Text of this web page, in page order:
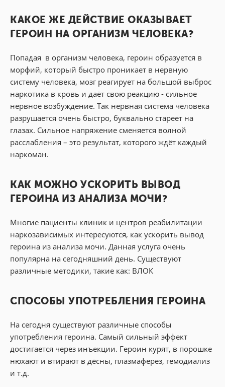
КАКОЕ ЖЕ ДЕЙСТВИЕ ОКАЗЫВАЕТ
ГЕРОИН НА ОРГАНИЗМ ЧЕЛОВЕКА?
Попадая в организм человека, героин образуется в
морфий, который быстро проникает в нервную
систему человека, мозг реагирует на большой выброс
наркотика в кровь и даёт свою реакцию - сильное
нервное возбуждение. Так нервная система человека
разрушается очень быстро, буквально стареет на
глазах. Сильное напряжение сменяется волной
расслабления – это результат, которого ждёт каждый
наркоман.
КАК МОЖНО УСКОРИТЬ ВЫВОД
ГЕРОИНА ИЗ АНАЛИЗА МОЧИ?
Многие пациенты клиник и центров реабилитации
наркозависимых интересуются, как ускорить вывод
героина из анализа мочи. Данная услуга очень
популярна на сегодняшний день. Существуют
различные методики, такие как: ВЛОК
СПОСОБЫ УПОТРЕБЛЕНИЯ ГЕРОИНА
На сегодня существуют различные способы
употребления героина. Самый сильный эффект
достигается через инъекции. Героин курят, в порошке
нюхают и втирают в дёсны, плазмаферез, гемодиализ
и т.д.